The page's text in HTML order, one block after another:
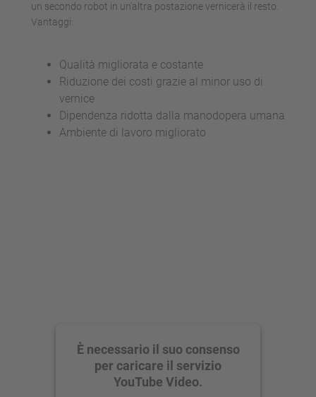
un secondo robot in un’altra postazione vernicerà il resto.
Vantaggi:
Qualità migliorata e costante
Riduzione dei costi grazie al minor uso di
vernice
Dipendenza ridotta dalla manodopera umana
Ambiente di lavoro migliorato
È necessario il suo consenso
per caricare il servizio
YouTube Video.